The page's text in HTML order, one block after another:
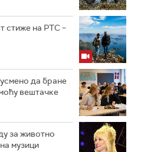
стиже на РТС –
да бране
вештачке
за животно
музици